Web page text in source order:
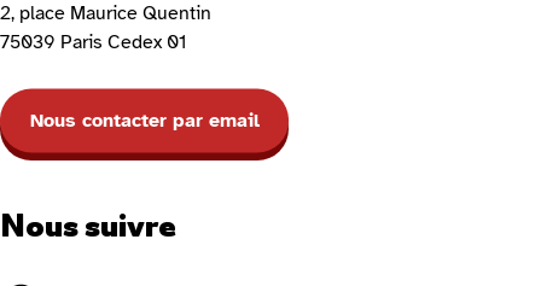
2, place Maurice Quentin
75039 Paris Cedex 01
Nous contacter par email
Nous suivre